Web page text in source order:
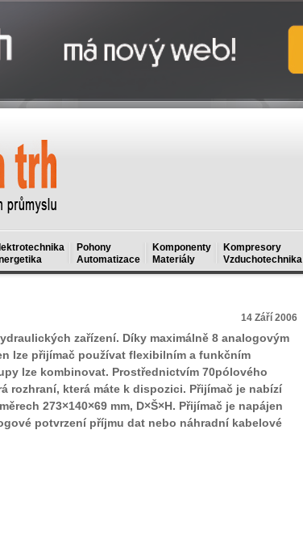
Pohony
Automatizace
Komponenty
Materiály
Kompresory
Vzduchotechnika
14 Září 2006
zařízení. Díky maximálně 8 analogovým
lze přijímač používat flexibilním a funkčním
lze kombinovat. Prostřednictvím 70pólového
rozhraní, která máte k dispozici. Přijímač je nabízí
273×140×69 mm, D×Š×H. Přijímač je napájen
potvrzení příjmu dat nebo náhradní kabelové